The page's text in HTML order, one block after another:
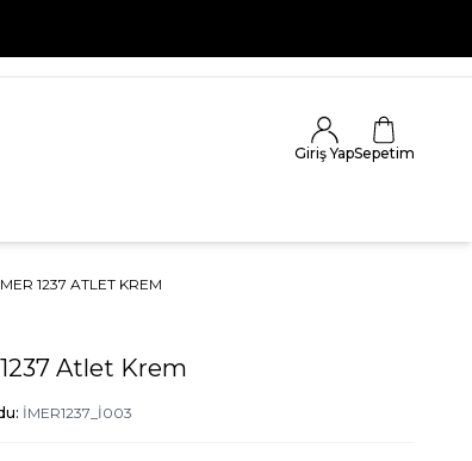
Giriş YapSepetim
1237 ATLET KREM
Atlet Krem
İMER1237_İ003